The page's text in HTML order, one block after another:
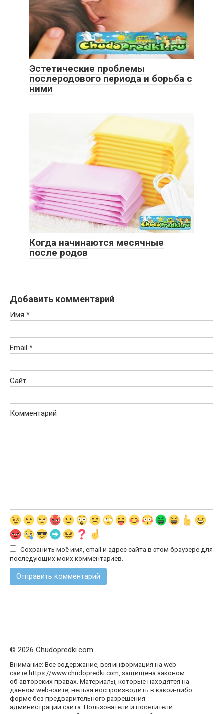
Эстетические проблемы
послеродового периода и борьба с
ними
Когда начинаются месячные
после родов
Добавить комментарий
Имя *
Email *
Сайт
Комментарий
Сохранить моё имя, email и адрес сайта в этом браузере для
последующих моих комментариев.
© 2026 Chudopredki.com
Внимание: Все содержание, вся информация на web-
сайте https://www.chudopredki.com, защищена законом
об авторских правах. Материалы, которые находятся на
данном web-сайте, нельзя воспроизводить в какой-либо
форме без предварительного разрешения
администрации сайта. Пользователи и посетители